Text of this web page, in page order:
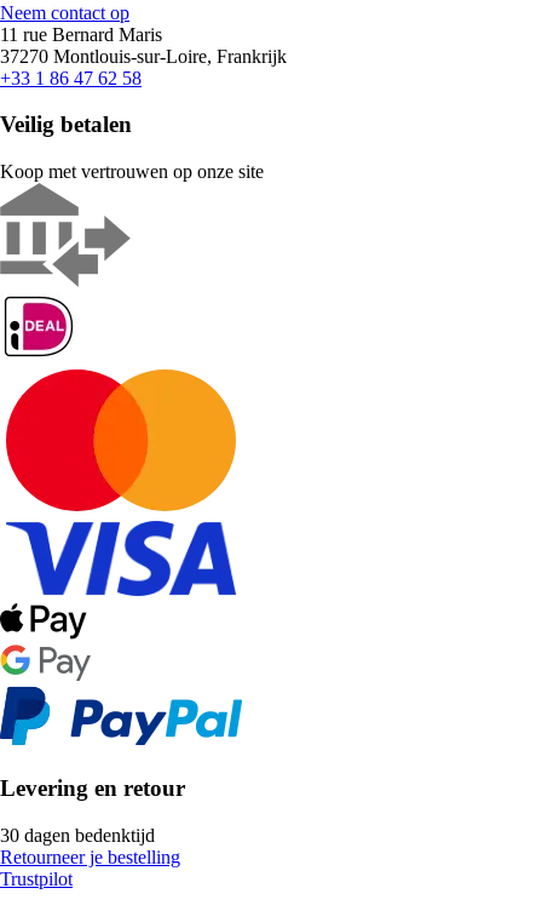
Neem contact op
11 rue Bernard Maris
37270 Montlouis-sur-Loire, Frankrijk
+33 1 86 47 62 58
Veilig betalen
Koop met vertrouwen op onze site
Levering en retour
30 dagen bedenktijd
Retourneer je bestelling
Trustpilot